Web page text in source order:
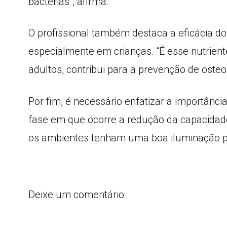
O profissional também destaca a eficácia
especialmente em crianças. “É esse
adultos, contribui para a prevenção de
Por fim, é necessário enfatizar a
fase em que ocorre a redução da
os ambientes tenham uma boa iluminação
Deixe um comentário